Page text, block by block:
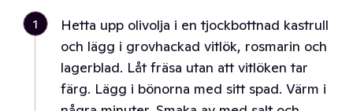
1
Hetta upp olivolja i en tjockbottnad kastrull
och lägg i grovhackad vitlök, rosmarin och
lagerblad. Låt fräsa utan att vitlöken tar
färg. Lägg i bönorna med sitt spad. Värm i